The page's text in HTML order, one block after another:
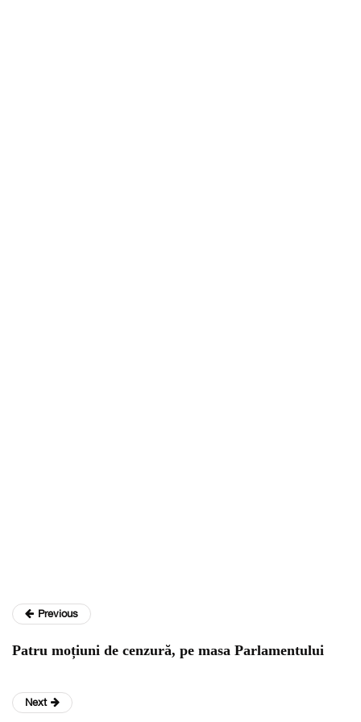
Previous
Patru moțiuni de cenzură, pe masa Parlamentului
Next